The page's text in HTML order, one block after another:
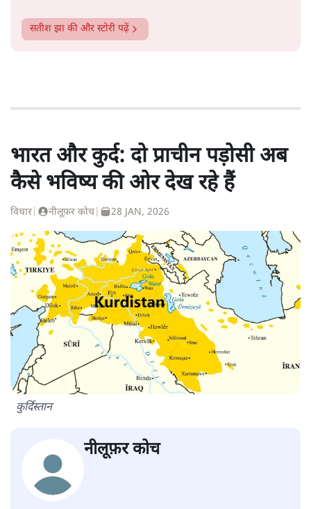
सतीश झा की और स्टोरी पढ़ें
भारत और कुर्द: दो प्राचीन पड़ोसी अब
कैसे भविष्य की ओर देख रहे हैं
विचार नीलूफ़र कोच 28 JAN, 2026
कुर्दिस्तान
नीलूफ़र कोच